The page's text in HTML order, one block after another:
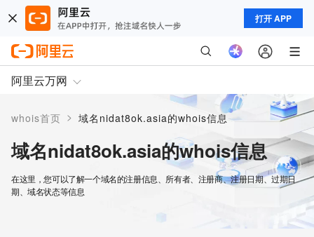
打开 APP
阿里云万网
whois首页 > 域名nidat8ok.asia的whois信息
域名nidat8ok.asia的whois信息
在这里，您可以了解一个域名的注册信息、所有者、注册商、注册日期、过期日
期、域名状态等信息